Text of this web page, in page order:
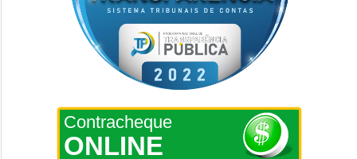
Contracheque
ONLINE